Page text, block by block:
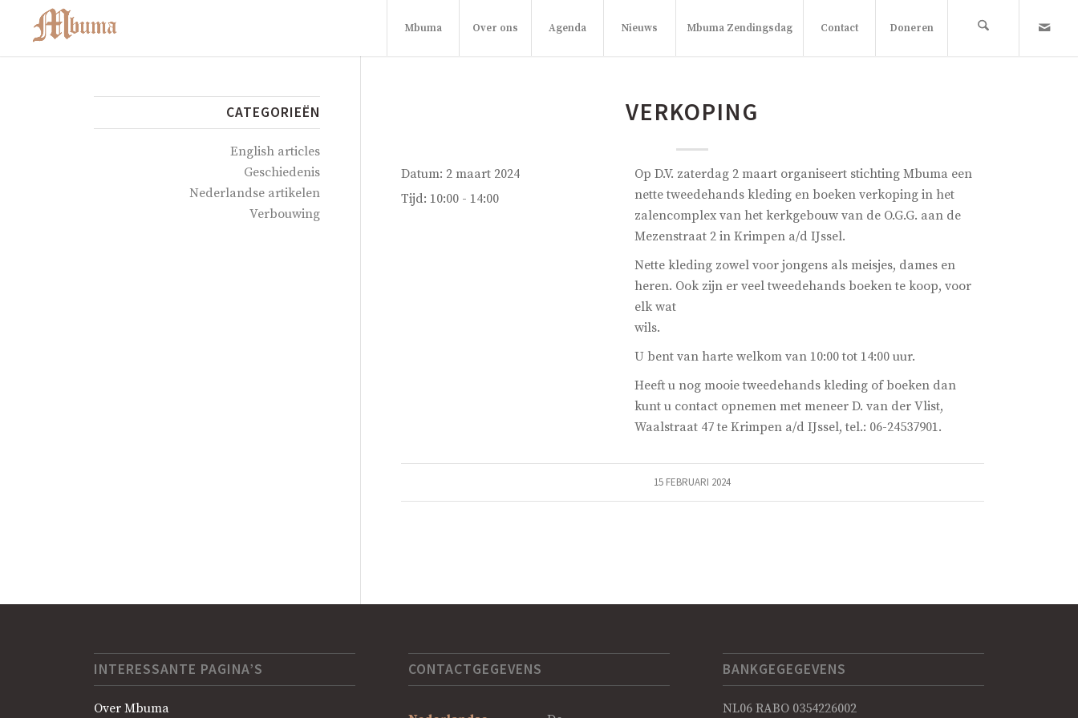
Mbuma Over ons Agenda Nieuws Mbuma Zendingsdag Contact Doneren
VERKOPING
Datum:2 maart 2024
Tijd:10:00 - 14:00
Op D.V. zaterdag 2 maart organiseert stichting Mbuma een
nette tweedehands kleding en boeken verkoping in het
zalencomplex van het kerkgebouw van de O.G.G. aan de
Mezenstraat 2 in Krimpen a/d IJssel.
Nette kleding zowel voor jongens als meisjes, dames en
heren. Ook zijn er veel tweedehands boeken te koop, voor
elk wat
wils.
U bent van harte welkom van 10:00 tot 14:00 uur.
Heeft u nog mooie tweedehands kleding of boeken dan
kunt u contact opnemen met meneer D. van der Vlist,
Waalstraat 47 te Krimpen a/d IJssel, tel.: 06-24537901.
15 FEBRUARI 2024
CATEGORIEËN
English articles
Geschiedenis
Nederlandse artikelen
Verbouwing
INTERESSANTE PAGINA’S
Over Mbuma
CONTACTGEGEVENS BANKGEGEGEVENS
NL06 RABO 0354226002